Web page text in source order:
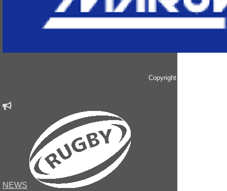
Copyright © since 2014
NEWS